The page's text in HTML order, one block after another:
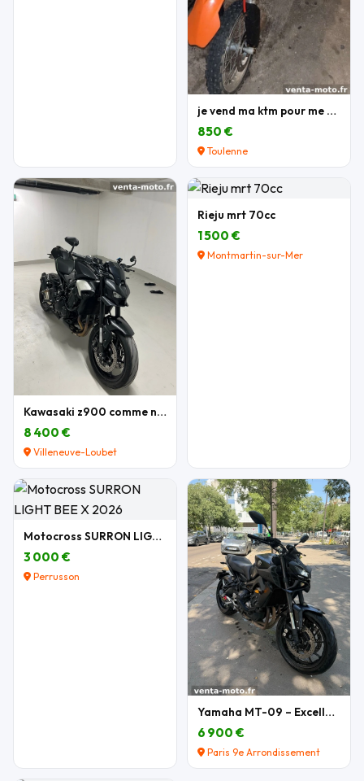
je vend ma ktm pour me acheter une autre moto
850 €
Toulenne
Kawasaki z900 comme neuve
8 400 €
Villeneuve-Loubet
Rieju mrt 70cc
1 500 €
Montmartin-sur-Mer
Motocross SURRON LIGHT BEE X 2026
3 000 €
Perrusson
Yamaha MT-09 – Excellent état – Nombreux équipemen
6 900 €
Paris 9e Arrondissement